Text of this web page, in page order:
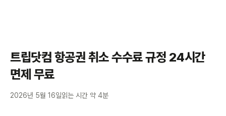
트립닷컴 항공권 취소 수수료 규정 24시간
면제 무료
2026년 5월 16일읽는 시간 약 4분